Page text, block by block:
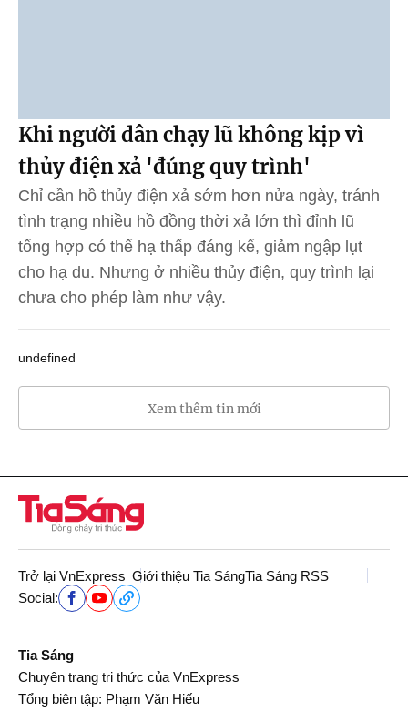
Khi người dân chạy lũ không kịp vì
thủy điện xả 'đúng quy trình'
Chỉ cần hồ thủy điện xả sớm hơn nửa ngày, tránh
tình trạng nhiều hồ đồng thời xả lớn thì đỉnh lũ
tổng hợp có thể hạ thấp đáng kể, giảm ngập lụt
cho hạ du. Nhưng ở nhiều thủy điện, quy trình lại
chưa cho phép làm như vậy.
undefined
Xem thêm tin mới
Trở lại VnExpress Giới thiệu Tia SángTia Sáng RSS
Social:
Tia Sáng
Chuyên trang tri thức của VnExpress
Tổng biên tập: Phạm Văn Hiếu